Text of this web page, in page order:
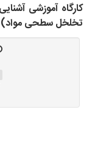
تخلخل سطحی مواد)